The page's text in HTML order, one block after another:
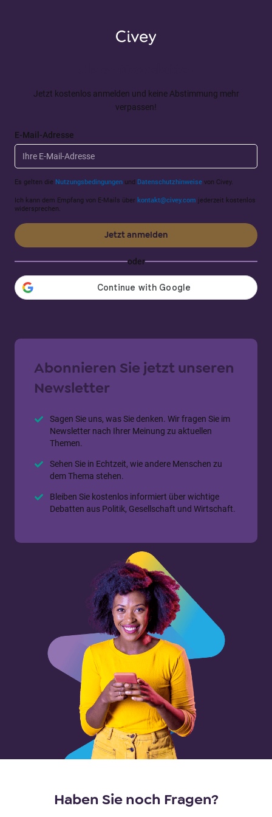
Jetzt kostenlos anmelden und keine Abstimmung mehr
verpassen!
E-Mail-Adresse
Es gelten die Nutzungsbedingungen und Datenschutzhinweise von Civey.
Ich kann dem Empfang von E-Mails über kontakt@civey.com jederzeit kostenlos
widersprechen.
Jetzt anmelden
oder
Abonnieren Sie jetzt unseren
Newsletter
Sagen Sie uns, was Sie denken. Wir fragen Sie im
Newsletter nach Ihrer Meinung zu aktuellen
Themen.
Sehen Sie in Echtzeit, wie andere Menschen zu
dem Thema stehen.
Bleiben Sie kostenlos informiert über wichtige
Debatten aus Politik, Gesellschaft und Wirtschaft.
Haben Sie noch Fragen?